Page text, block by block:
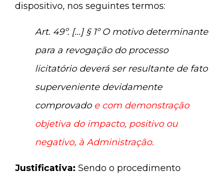
dispositivo, nos seguintes termos:
Art. 49º. […] § 1º O motivo determinante
para a revogação do processo
licitatório deverá ser resultante de fato
superveniente devidamente
comprovado e com demonstração
objetiva do impacto, positivo ou
negativo, à Administração.
Justificativa: Sendo o procedimento